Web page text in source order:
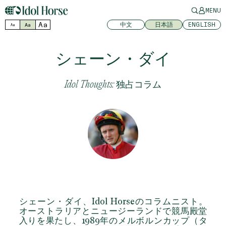
MENU
Aa Aa Aa 中文 日本語 ENGLISH
シェーン・ダイ
Idol Thoughts: 独占コラム
シェーン・ダイ 、Idol Horseのコラムニスト。
オーストラリアとニュージーランドで競馬殿堂
入りを果たし、1989年のメルボルンカップ（タ